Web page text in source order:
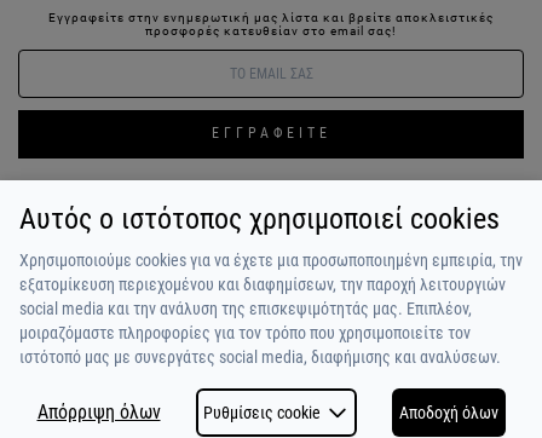
Εγγραφείτε στην ενημερωτική μας λίστα και βρείτε αποκλειστικές
προσφορές κατευθείαν στο email σας!
ΕΓΓΡΑΦΕΙΤΕ
ΣΥΝΔΕΣΗ / ΕΓΓΡΑΦΗ ΑΓΑΠΗΜΕΝΑ ΕΠΙΚΟΙΝΩΝΙΑ
ΟΡΟΙ ΧΡΗΣΗΣ
ΠΟΙΟΙ ΕΙΜΑΣΤΕ
ΠΛΗΡΩΜΗ / ΑΠΟΣΤΟΛΗ
ΠΟΛΙΤΙΚΗ ΑΠΟΡΡΗΤΟΥ
Η ΟΜΑΔΑ
ΣΧΟΛΙΑ
ΠΕΛΑΤΩΝ
Αυτός ο ιστότοπος χρησιμοποιεί cookies
Χρησιμοποιούμε cookies για να έχετε μια προσωποποιημένη εμπειρία, την
εξατομίκευση περιεχομένου και διαφημίσεων, την παροχή λειτουργιών
social media και την ανάλυση της επισκεψιμότητάς μας. Επιπλέον,
μοιραζόμαστε πληροφορίες για τον τρόπο που χρησιμοποιείτε τον
ιστότοπό μας με συνεργάτες social media, διαφήμισης και αναλύσεων.
Απόρριψη όλων Ρυθμίσεις cookie Αποδοχή όλων